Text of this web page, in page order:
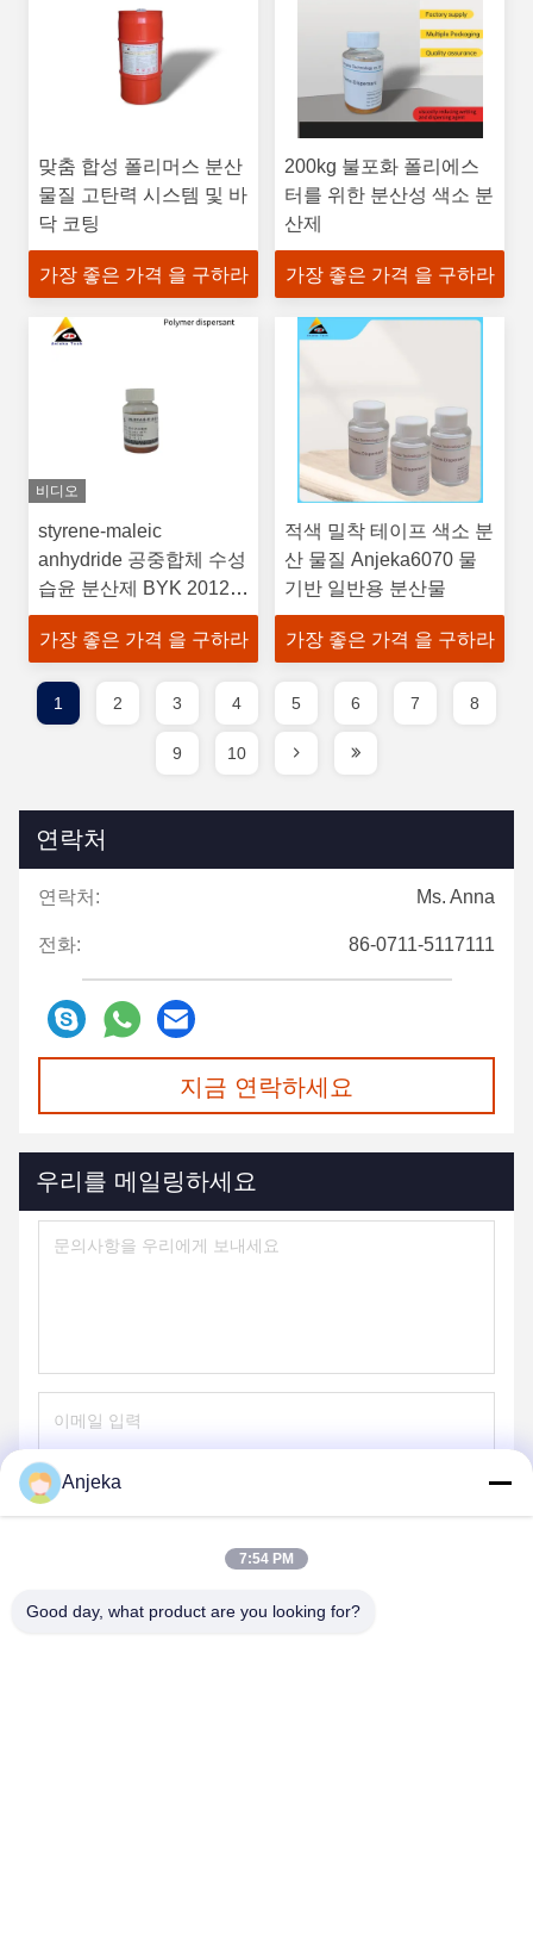
맞춤 합성 폴리머스 분산
물질 고탄력 시스템 및 바
닥 코팅
가장 좋은 가격 을 구하라
200kg 불포화 폴리에스
터를 위한 분산성 색소 분
산제
가장 좋은 가격 을 구하라
비디오
styrene-maleic
anhydride 공중합체 수성
습윤 분산제 BYK 2012
알코올 저항성 및 내수성
가장 좋은 가격 을 구하라
적색 밀착 테이프 색소 분
산 물질 Anjeka6070 물
기반 일반용 분산물
가장 좋은 가격 을 구하라
1 2 3 4 5 6 7 8
9 10
연락처
연락처: Ms. Anna
전화: 86-0711-5117111
지금 연락하세요
우리를 메일링하세요
Anjeka
7:54 PM
Good day, what product are you looking for?